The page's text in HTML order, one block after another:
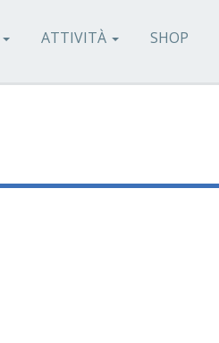
ATTIVITÀ SHOP